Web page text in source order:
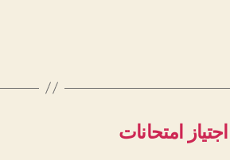
امتحانات